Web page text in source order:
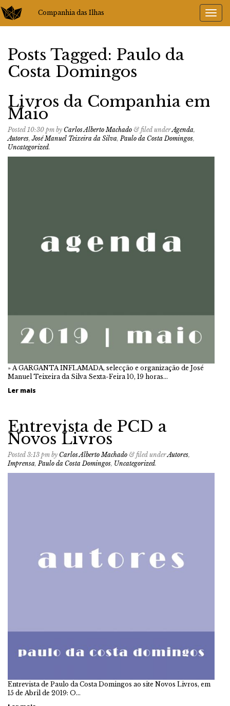
Companhia das Ilhas
Posts Tagged: Paulo da
Costa Domingos
Livros da Companhia em
Maio
Posted 10:30 pm by Carlos Alberto Machado & filed underAgenda,
Autores,José Manuel Teixeira da Silva,Paulo da Costa Domingos,
Uncategorized.
» A GARGANTA INFLAMADA, selecção e organização de José
Manuel Teixeira da Silva Sexta-Feira 10, 19 horas…
Ler mais
Entrevista de PCD a
Novos Livros
Posted 3:13 pm by Carlos Alberto Machado & filed underAutores,
Imprensa,Paulo da Costa Domingos, Uncategorized.
Entrevista de Paulo da Costa Domingos ao site Novos Livros, em
15 de Abril de 2019: O…